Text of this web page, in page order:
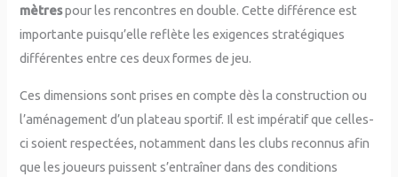
mètrespour les rencontres en double. Cette différence est
importante puisqu’elle reflète les exigences stratégiques
différentes entre ces deux formes de jeu.
Ces dimensions sont prises en compte dès la construction ou
l’aménagement d’un plateau sportif. Il est impératif que celles-
ci soient respectées, notamment dans les clubs reconnus afin
que les joueurs puissent s’entraîner dans des conditions